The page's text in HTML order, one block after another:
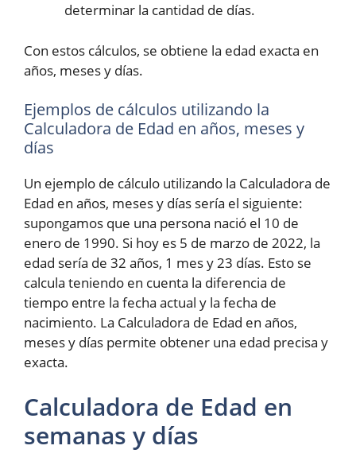
determinar la cantidad de días.
Con estos cálculos, se obtiene la edad exacta en
años, meses y días.
Ejemplos de cálculos utilizando la
Calculadora de Edad en años, meses y
días
Un ejemplo de cálculo utilizando la Calculadora de
Edad en años, meses y días sería el siguiente:
supongamos que una persona nació el 10 de
enero de 1990. Si hoy es 5 de marzo de 2022, la
edad sería de 32 años, 1 mes y 23 días. Esto se
calcula teniendo en cuenta la diferencia de
tiempo entre la fecha actual y la fecha de
nacimiento. La Calculadora de Edad en años,
meses y días permite obtener una edad precisa y
exacta.
Calculadora de Edad en
semanas y días